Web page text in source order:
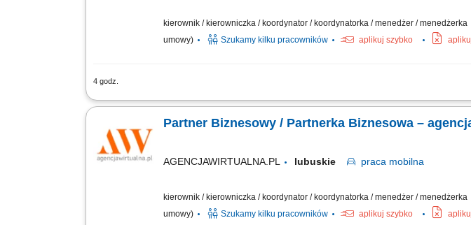
kierownik / kierowniczka / koordynator / koordynatorka / menedżer / menedżerka
umowy)
Szukamy kilku pracowników aplikuj szybko
4 godz.
Zakres działania: rozwijanie własnej działalności w branży marketingu
Partner Biznesowy / Partnerka Biznesowa –
AGENCJAWIRTUALNA.PL lubuskie praca mobilna
kierownik / kierowniczka / koordynator / koordynatorka / menedżer / menedżerka
umowy)
Szukamy kilku pracowników aplikuj szybko